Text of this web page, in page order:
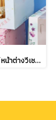
กล่องเค้ก 1 ปอนด์ หน้าต่างวีเชฟ ลายยูนิคอร์นบลู 20.5x20.5x16 ซม. (10ชิ้น/แพค)